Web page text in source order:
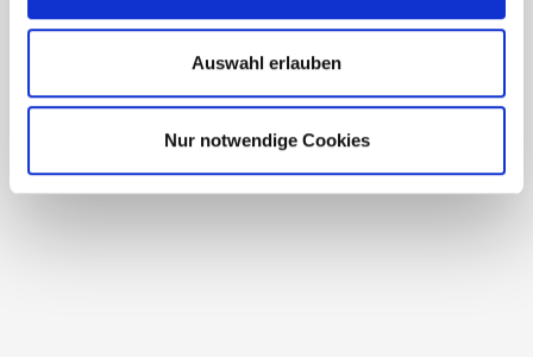
Auswahl erlauben
Nur notwendige Cookies